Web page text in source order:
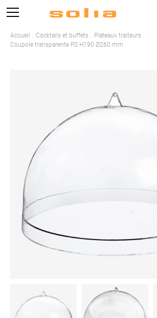
Accueil Cocktails et buffets
Plateaux traiteurs
Coupole transparente PS H190 Ø260 mm